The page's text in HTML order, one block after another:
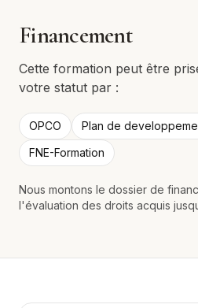
Financement
Cette formation peut être
votre statut par :
OPCO
Plan de
FNE-Formation
Nous montons le dossier de
l'évaluation des droits acquis